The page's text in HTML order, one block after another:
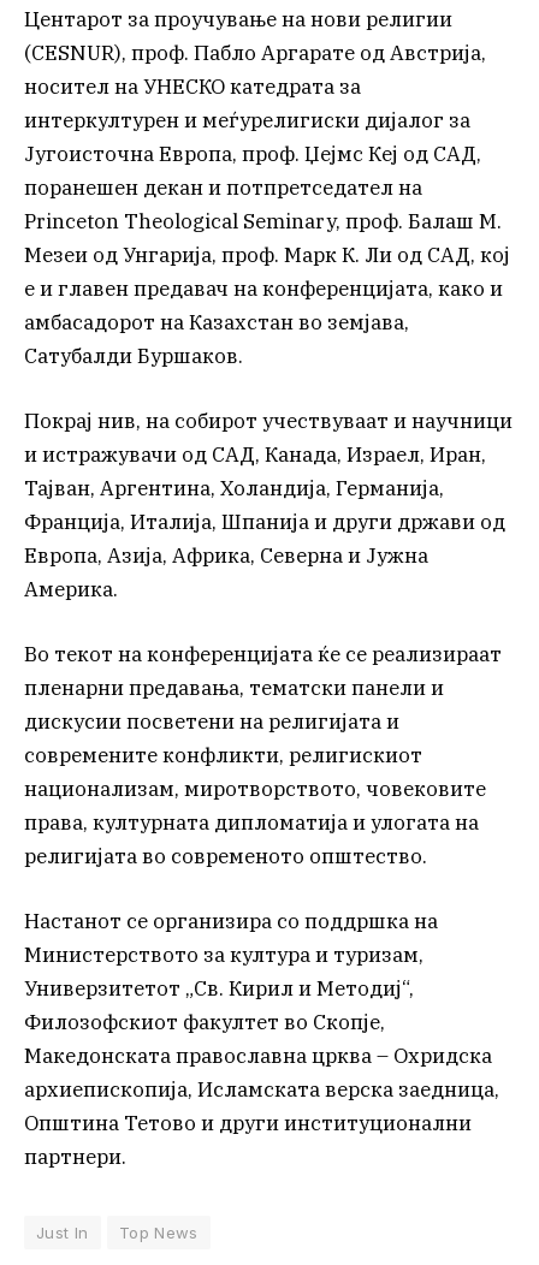
Центарот за проучување на нови религии
(CESNUR), проф. Пабло Аргарате од Австрија,
носител на УНЕСКО катедрата за
интеркултурен и меѓурелигиски дијалог за
Југоисточна Европа, проф. Џејмс Кеј од САД,
поранешен декан и потпретседател на
Princeton Theological Seminary, проф. Балаш М.
Мезеи од Унгарија, проф. Марк К. Ли од САД, кој
е и главен предавач на конференцијата, како и
амбасадорот на Казахстан во земјава,
Сатубалди Буршаков.
Покрај нив, на собирот учествуваат и научници
и истражувачи од САД, Канада, Израел, Иран,
Тајван, Аргентина, Холандија, Германија,
Франција, Италија, Шпанија и други држави од
Европа, Азија, Африка, Северна и Јужна
Америка.
Во текот на конференцијата ќе се реализираат
пленарни предавања, тематски панели и
дискусии посветени на религијата и
современите конфликти, религискиот
национализам, миротворството, човековите
права, културната дипломатија и улогата на
религијата во современото општество.
Настанот се организира со поддршка на
Министерството за култура и туризам,
Универзитетот „Св. Кирил и Методиј“,
Филозофскиот факултет во Скопје,
Македонската православна црква – Охридска
архиепископија, Исламската верска заедница,
Општина Тетово и други институционални
партнери.
Just In Top News